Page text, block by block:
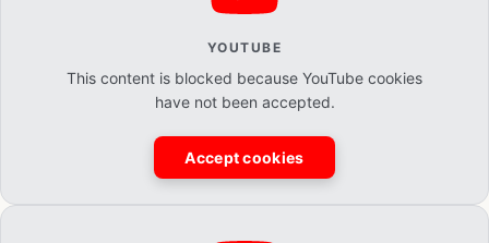
YOUTUBE
This content is blocked because YouTube cookies
have not been accepted.
Accept cookies